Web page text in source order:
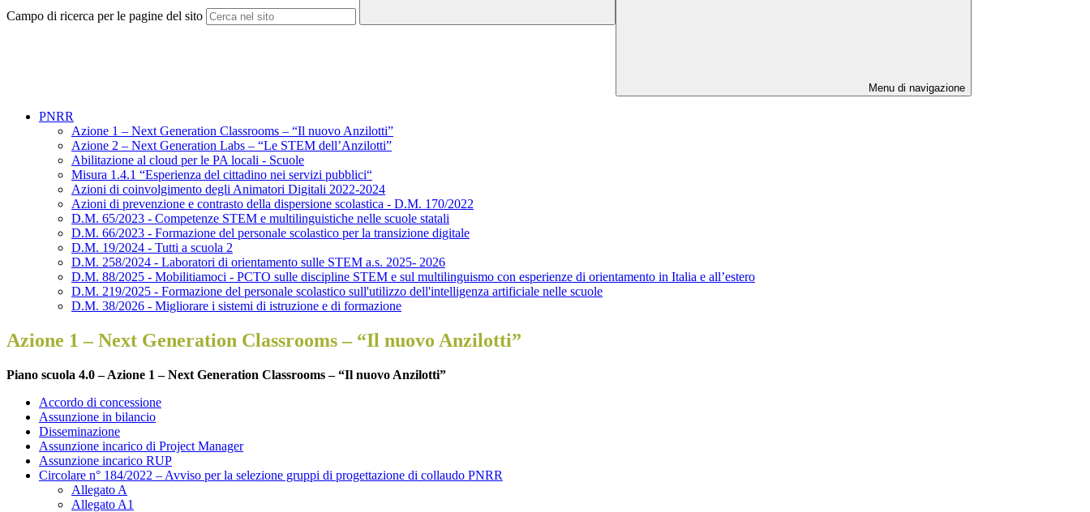
Campo di ricerca per le pagine del sito
Menu di navigazione
PNRR
Azione 1 – Next Generation Classrooms – “Il nuovo Anzilotti”
Azione 2 – Next Generation Labs – “Le STEM dell’Anzilotti”
Abilitazione al cloud per le PA locali - Scuole
Misura 1.4.1 “Esperienza del cittadino nei servizi pubblici“
Azioni di coinvolgimento degli Animatori Digitali 2022-2024
Azioni di prevenzione e contrasto della dispersione scolastica - D.M. 170/2022
D.M. 65/2023 - Competenze STEM e multilinguistiche nelle scuole statali
D.M. 66/2023 - Formazione del personale scolastico per la transizione digitale
D.M. 19/2024 - Tutti a scuola 2
D.M. 258/2024 - Laboratori di orientamento sulle STEM a.s. 2025- 2026
D.M. 88/2025 - Mobilitiamoci - PCTO sulle discipline STEM e sul multilinguismo con esperienze di orientamento in Italia e all’estero
D.M. 219/2025 - Formazione del personale scolastico sull'utilizzo dell'intelligenza artificiale nelle scuole
D.M. 38/2026 - Migliorare i sistemi di istruzione e di formazione
Azione 1 – Next Generation Classrooms – “Il nuovo Anzilotti”
Piano scuola 4.0 – Azione 1 – Next Generation Classrooms – “Il nuovo Anzilotti”
Accordo di concessione
Assunzione in bilancio
Disseminazione
Assunzione incarico di Project Manager
Assunzione incarico RUP
Circolare n° 184/2022 – Avviso per la selezione gruppi di progettazione di collaudo PNRR
Allegato A
Allegato A1